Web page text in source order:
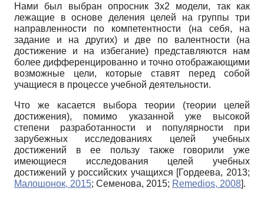
Нами был выбран опросник 3х2 модели, так как
лежащие в основе деления целей на группы три
направленности по компетентности (на себя, на
задание и на других) и две по валентности (на
достижение и на избегание) представляются нам
более дифференциро­ванно и точно отображающими
возможные цели, которые ставят перед собой
учащиеся в процессе учебной деятельности.
Что же касается выбора теории (теории целей
достижения), помимо указанной уже высокой
степени разработанности и популярности при
зарубежных исследованиях целей учебных
достижений в ее пользу также говорили уже
имеющиеся исследования целей учебных
достижений у российских учащихся [Гордеева, 2013;
Малошонок, 2015; Семенова, 2015; Remedios, 2008].